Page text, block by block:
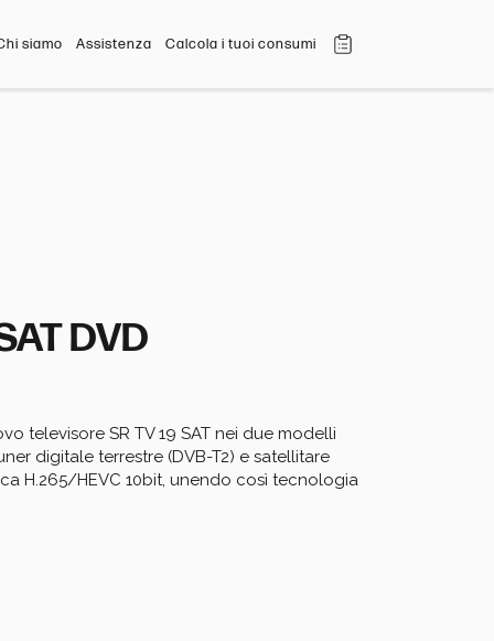
siamo Assistenza Calcola i tuoi consumi
DVD
televisore SR TV 19 SAT nei due modelli
digitale terrestre (DVB-T2) e satellitare
H.265/HEVC 10bit, unendo così tecnologia